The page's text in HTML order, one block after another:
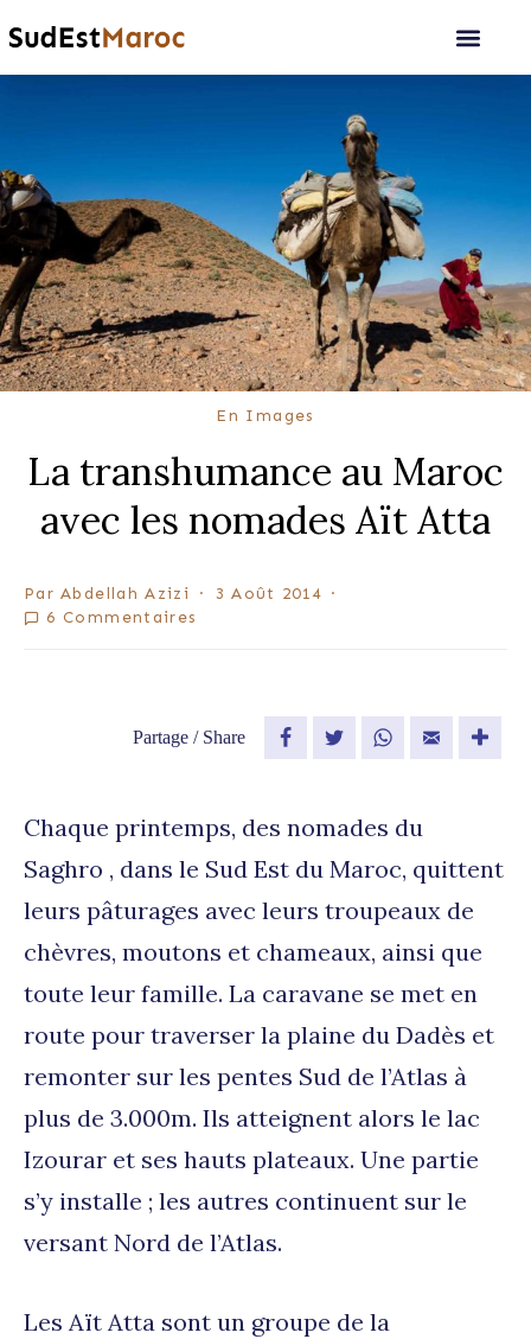
En Images
La transhumance au Maroc
avec les nomades Aït Atta
Par Abdellah Azizi
3 Août 2014
6 Commentaires
Partage / Share Facebook Twitter WhatsAppEmail
Chaque printemps, des nomades du
Saghro , dans le Sud Est du Maroc, quittent
leurs pâturages avec leurs troupeaux de
chèvres, moutons et chameaux, ainsi que
toute leur famille. La caravane se met en
route pour traverser la plaine du Dadès et
remonter sur les pentes Sud de l’Atlas à
plus de 3.000m. Ils atteignent alors le lac
Izourar et ses hauts plateaux. Une partie
s’y installe ; les autres continuent sur le
versant Nord de l’Atlas.
Les Aït Atta sont un groupe de la